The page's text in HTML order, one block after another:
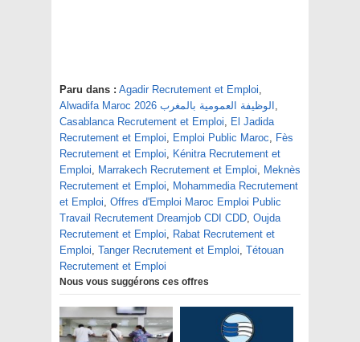
Paru dans : Agadir Recrutement et Emploi,
Alwadifa Maroc 2026 الوظيفة العمومية بالمغرب ,
Casablanca Recrutement et Emploi, El Jadida
Recrutement et Emploi, Emploi Public Maroc, Fès
Recrutement et Emploi, Kénitra Recrutement et
Emploi, Marrakech Recrutement et Emploi, Meknès
Recrutement et Emploi, Mohammedia Recrutement
et Emploi, Offres d'Emploi Maroc Emploi Public
Travail Recrutement Dreamjob CDI CDD, Oujda
Recrutement et Emploi, Rabat Recrutement et
Emploi, Tanger Recrutement et Emploi, Tétouan
Recrutement et Emploi
Nous vous suggérons ces offres